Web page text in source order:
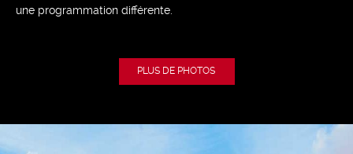
une programmation différente.
PLUS DE PHOTOS